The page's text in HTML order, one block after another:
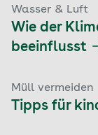
Wasser & Luft
Wie der
beeinflusst
Müll vermeiden
Tipps für